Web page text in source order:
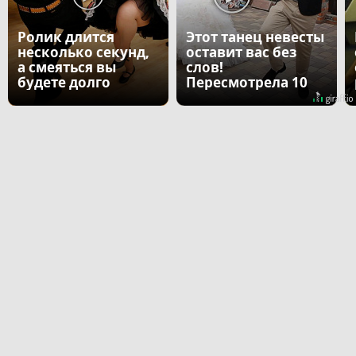
Ролик длится
несколько секунд,
а смеяться вы
будете долго
Этот танец невесты
оставит вас без
слов!
Пересмотрела 10